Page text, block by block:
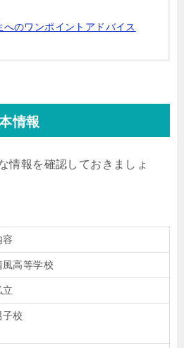
のワンポイントアドバイス
情報
情報を確認しておきましょ
容
風高等学校
立
子校